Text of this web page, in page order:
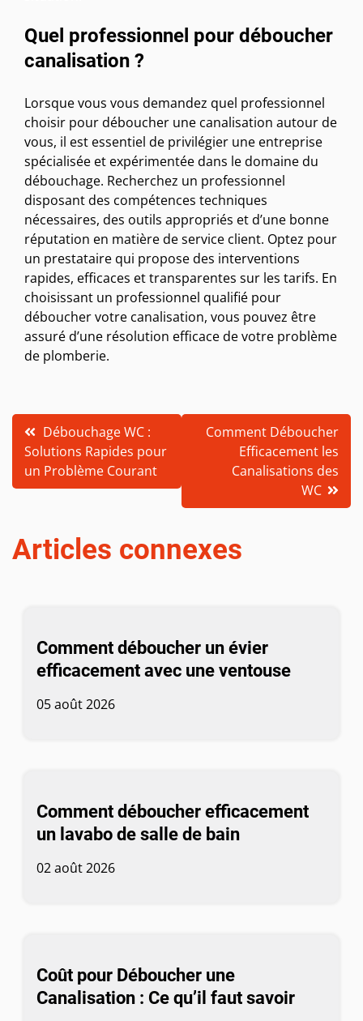
Quel professionnel pour déboucher
canalisation ?
Lorsque vous vous demandez quel professionnel
choisir pour déboucher une canalisation autour de
vous, il est essentiel de privilégier une entreprise
spécialisée et expérimentée dans le domaine du
débouchage. Recherchez un professionnel
disposant des compétences techniques
nécessaires, des outils appropriés et d’une bonne
réputation en matière de service client. Optez pour
un prestataire qui propose des interventions
rapides, efficaces et transparentes sur les tarifs. En
choisissant un professionnel qualifié pour
déboucher votre canalisation, vous pouvez être
assuré d’une résolution efficace de votre problème
de plomberie.
Navigation
de
l’article
Débouchage WC :
Solutions Rapides pour
un Problème Courant
Comment Déboucher
Efficacement les
Canalisations des
WC
Articles connexes
Comment déboucher un évier
efficacement avec une ventouse
05 août 2026
Comment déboucher efficacement
un lavabo de salle de bain
02 août 2026
Coût pour Déboucher une
Canalisation : Ce qu’il faut savoir